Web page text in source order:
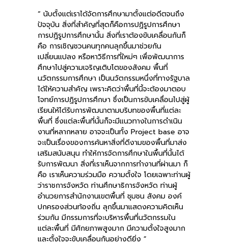
“ นับตั้งแต่เราได้จัดการศึกษามาตั้งแต่อดีตจนถึง
ปัจจุบัน สิ่งที่สำคัญที่สุดก็คือการปฏิรูปการศึกษา
การปฏิรูปการศึกษานั้น สิ่งที่เราต้องขับเคลื่อนกันก็
คือ การเชิญชวนคนทุกคนลุกขึ้นมาช่วยกัน
เปลี่ยนแปลง หรือหาวิธีการที่ใหม่ๆ เพื่อพัฒนาการ
ศึกษาไปสู่ความเจริญเติบโตของสังคม พื้นที่
นวัตกรรมการศึกษา เป็นนวัตกรรมหนึ่งที่ทางรัฐบาล
ได้ให้ความสำคัญ เพราะคิดว่าพื้นที่นี้จะต้องมาตอบ
โจทย์การปฏิรูปการศึกษา ซึ่งเป็นการขับเคลื่อนไปสู่ผู้
เรียนให้ได้รับการพัฒนาตามบริบทของพื้นที่แต่ละ
พื้นที่ ซึ่งแต่ละพื้นที่นั้นก็จะมีแนวทางในการดำเนิน
งานที่หลากหลาย อาจจะเป็นทั้ง Project base อาจ
จะเป็นเรื่องของการค้นหาสิ่งที่ดีงามของพื้นที่มาส่ง
เสริมสนับสนุน ทำให้การจัดการศึกษาในพื้นที่นั้นได้
รับการพัฒนา สิ่งที่เราเห็นจากการทำงานที่ผ่านมา ก็
คือ เราเห็นความร่วมมือ ความตั้งใจ โดยเฉพาะท่านผู้
ว่าราชการจังหวัด ท่านศึกษาธิการจังหวัด ท่านผู้
อำนวยการสำนักงานเขตพื้นที่ ชุมชน สังคม องค์
ปกครองส่วนท้องถิ่น ลุกขึ้นมาแสดงความคิดเห็น
ร่วมกัน มีกรรมการที่จะบริหารพื้นที่นวัตกรรมใน
แต่ละพื้นที่ มีศักยภาพสูงมาก มีความตั้งใจสูงมาก
และตั้งใจจะขับเคลื่อนกันอย่างดียิ่ง ”